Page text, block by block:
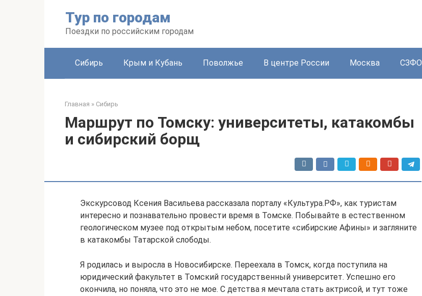
Тур по городам
Поездки по российским городам
Сибирь Крым и Кубань Поволжье В центре России Москва СЗФО
Главная » Сибирь
Маршрут по Томску: университеты, катакомбы
и сибирский борщ
Экскурсовод Ксения Васильева рассказала порталу «Культура.РФ», как туристам
интересно и познавательно провести время в Томске. Побывайте в естественном
геологическом музее под открытым небом, посетите «сибирские Афины» и загляните
в катакомбы Татарской слободы.
Я родилась и выросла в Новосибирске. Переехала в Томск, когда поступила на
юридический факультет в Томский государственный университет. Успешно его
окончила, но поняла, что это не мое. С детства я мечтала стать актрисой, и тут тоже